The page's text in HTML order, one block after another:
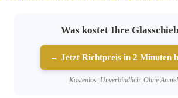
Was kostet Ihre
→ Jetzt Richtpreis in 2 Minuten
Kostenlos. Unverbindlich. Ohne